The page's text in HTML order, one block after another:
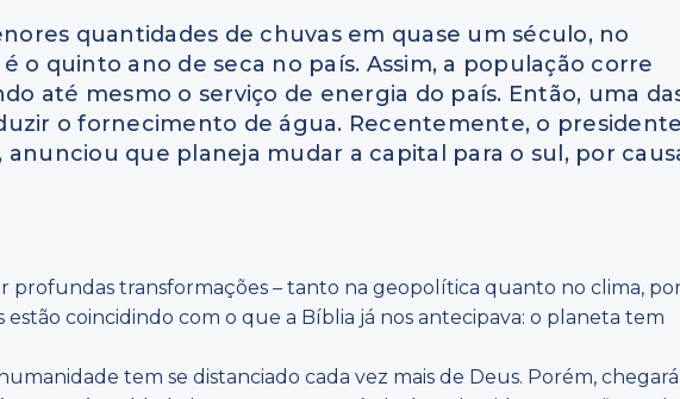
quantidades de chuvas em quase um século, no
o quinto ano de seca no país. Assim, a população corre
até mesmo o serviço de energia do país. Então, uma
o fornecimento de água. Recentemente, o
anunciou que planeja mudar a capital para o sul, por
profundas transformações – tanto na geopolítica quanto no clima,
estão coincidindo com o que a Bíblia já nos antecipava: o planeta tem
tem se distanciado cada vez mais de Deus. Porém, chegará